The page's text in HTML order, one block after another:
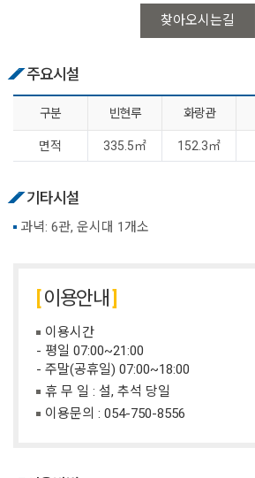
찾아오시는길
주요시설
구분 빈현루 화랑관
면적 335.5㎡ 152.3㎡
기타시설
과녁: 6관, 운시대 1개소
이용안내
이용시간
- 평일 07:00~21:00
- 주말(공휴일) 07:00~18:00
휴 무 일 : 설, 추석 당일
이용문의 : 054-750-8556